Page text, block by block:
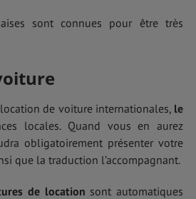
sont connues pour être très
de voiture internationales, le
locales. Quand vous en aurez
obligatoirement présenter votre
que la traduction l’accompagnant.
de location sont automatiques